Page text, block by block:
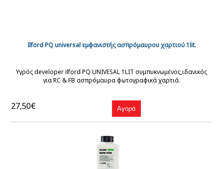
Ilford PQ universal εμφανιστής ασπρόμαυρου χαρτιού 1lit.
Υγρός developer ilford PQ UNIVESAL 1LIT συμπυκνωμένος,ιδανικός
για RC & FB ασπρόμαυρα φωτογραφικά χαρτιά.
27,50€